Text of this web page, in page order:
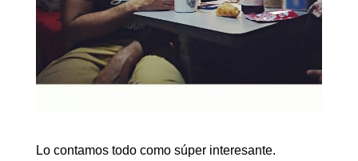
Lo contamos todo como súper interesante.